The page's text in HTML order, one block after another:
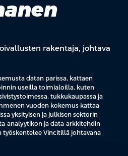
rakentaja, johtava
datan parissa, kattaen
useilla toimialoilla, kuten
tukkukaupassa ja
vuoden kokemus kattaa
yksityisen ja julkisen sektorin
analyytikon ja data-arkkitehdin
työskentelee Vincitillä johtavana